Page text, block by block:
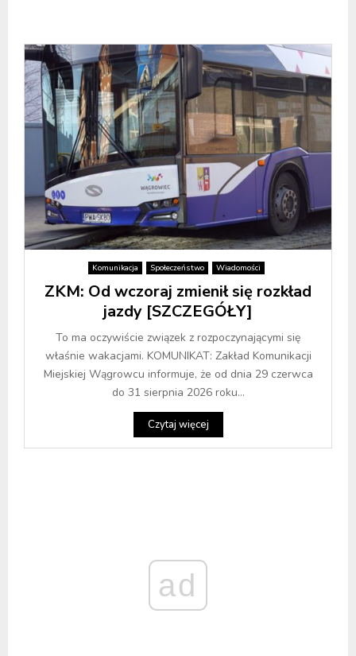
Komunikacja Społeczeństwo Wiadomości
ZKM: Od wczoraj zmienił się rozkład
jazdy [SZCZEGÓŁY]
To ma oczywiście związek z rozpoczynającymi się
właśnie wakacjami. KOMUNIKAT: Zakład Komunikacji
Miejskiej Wągrowcu informuje, że od dnia 29 czerwca
do 31 sierpnia 2026 roku...
Czytaj więcej
ad